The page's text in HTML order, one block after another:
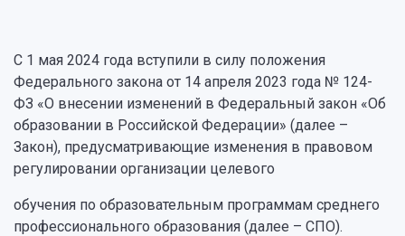
С 1 мая 2024 года вступили в силу положения
Федерального закона от 14 апреля 2023 года № 124-
ФЗ «О внесении изменений в Федеральный закон «Об
образовании в Российской Федерации» (далее –
Закон), предусматривающие изменения в правовом
регулировании организации целевого
обучения по образовательным программам среднего
профессионального образования (далее – СПО).